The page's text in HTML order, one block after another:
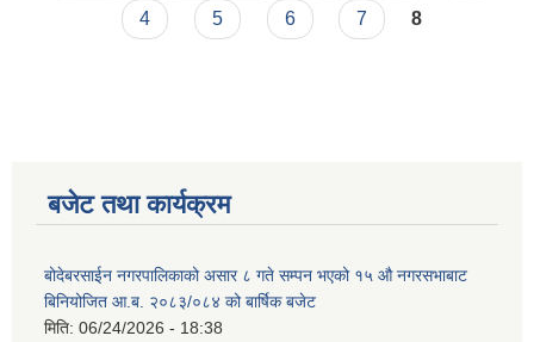
4
5 6 7 8
बजेट तथा कार्यक्रम
बोदेबरसाईन नगरपालिकाको असार ८ गते सम्पन भएको १५ ‍‍‍औ नगरसभाबाट
बिनियोजित आ.ब. २०८३/०८४ को बार्षिक बजेट
मिति: 06/24/2026 - 18:38